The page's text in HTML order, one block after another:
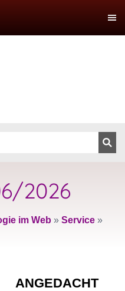
2026
im Web » Service »
ANGEDACHT